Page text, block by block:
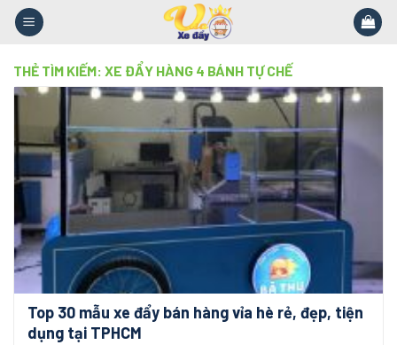
Skip
THẺ TÌM KIẾM: XE ĐẨY HÀNG 4 BÁNH TỰ CHẾ
Top 30 mẫu xe đẩy bán hàng vỉa hè rẻ, đẹp, tiện
dụng tại TPHCM